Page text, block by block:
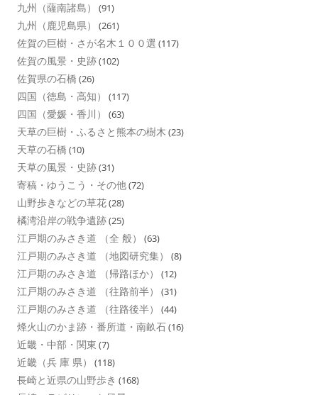
九州（薩南諸島） (91)
九州（鹿児島県） (261)
佐賀の巨樹・さが名木１００選 (117)
佐賀の風景・史跡(102)
佐賀県の石橋 (26)
四国（徳島・高知） (117)
四国（愛媛・香川） (63)
天草の巨樹・ふるさと熊本の樹木 (23)
天草の石橋 (10)
天草の風景・史跡(31)
寄稿・ゆうこう・その他(72)
山野歩きなどの草花(28)
橘湾沿岸の戦争遺跡(25)
江戸期のみさき道 （全 般） (63)
江戸期のみさき道 （地図研究集） (8)
江戸期のみさき道 （帰路ほか） (12)
江戸期のみさき道 （往路前半） (31)
江戸期のみさき道 （往路後半） (44)
烽火山のかま跡・番所道・南畝石(16)
近畿・中部・関東 (7)
近畿（兵 庫 県） (118)
長崎と近県の山野歩き (168)